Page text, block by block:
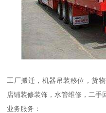
工厂搬迁，机器吊装移位，货
店铺装修装饰，水管维修，二手
业务服务：